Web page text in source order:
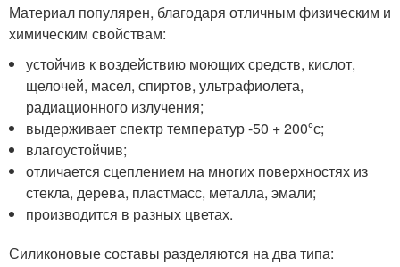
Материал популярен, благодаря отличным физическим и
химическим свойствам:
устойчив к воздействию моющих средств, кислот,
щелочей, масел, спиртов, ультрафиолета,
радиационного излучения;
выдерживает спектр температур -50 + 200ºс;
влагоустойчив;
отличается сцеплением на многих поверхностях из
стекла, дерева, пластмасс, металла, эмали;
производится в разных цветах.
Силиконовые составы разделяются на два типа: